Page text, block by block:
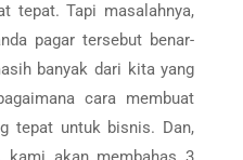
tepat. Tapi masalahnya,
pagar tersebut benar-
banyak dari kita yang
cara membuat
tepat untuk bisnis. Dan,